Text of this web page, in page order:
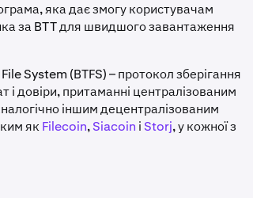
яка дає змогу користувачам
за BTT для швидшого завантаження
System (BTFS) – протокол зберігання
довіри, притаманні централізованим
іншим децентралізованим
якFilecoin,Siacoin і Storj, у кожної з